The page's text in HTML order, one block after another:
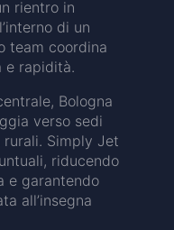
rientro in
di un
team coordina
e rapidità.
Bologna
verso sedi
Simply Jet
riducendo
e garantendo
all’insegna